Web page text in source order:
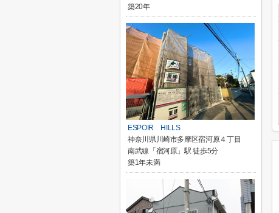
築20年
ESPOIR HILLS
神奈川県川崎市多摩区宿河原４丁目
南武線「宿河原」駅 徒歩5分
築1年未満